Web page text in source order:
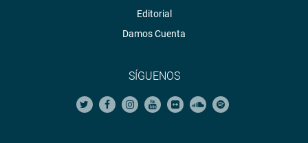
Editorial
Damos Cuenta
SÍGUENOS